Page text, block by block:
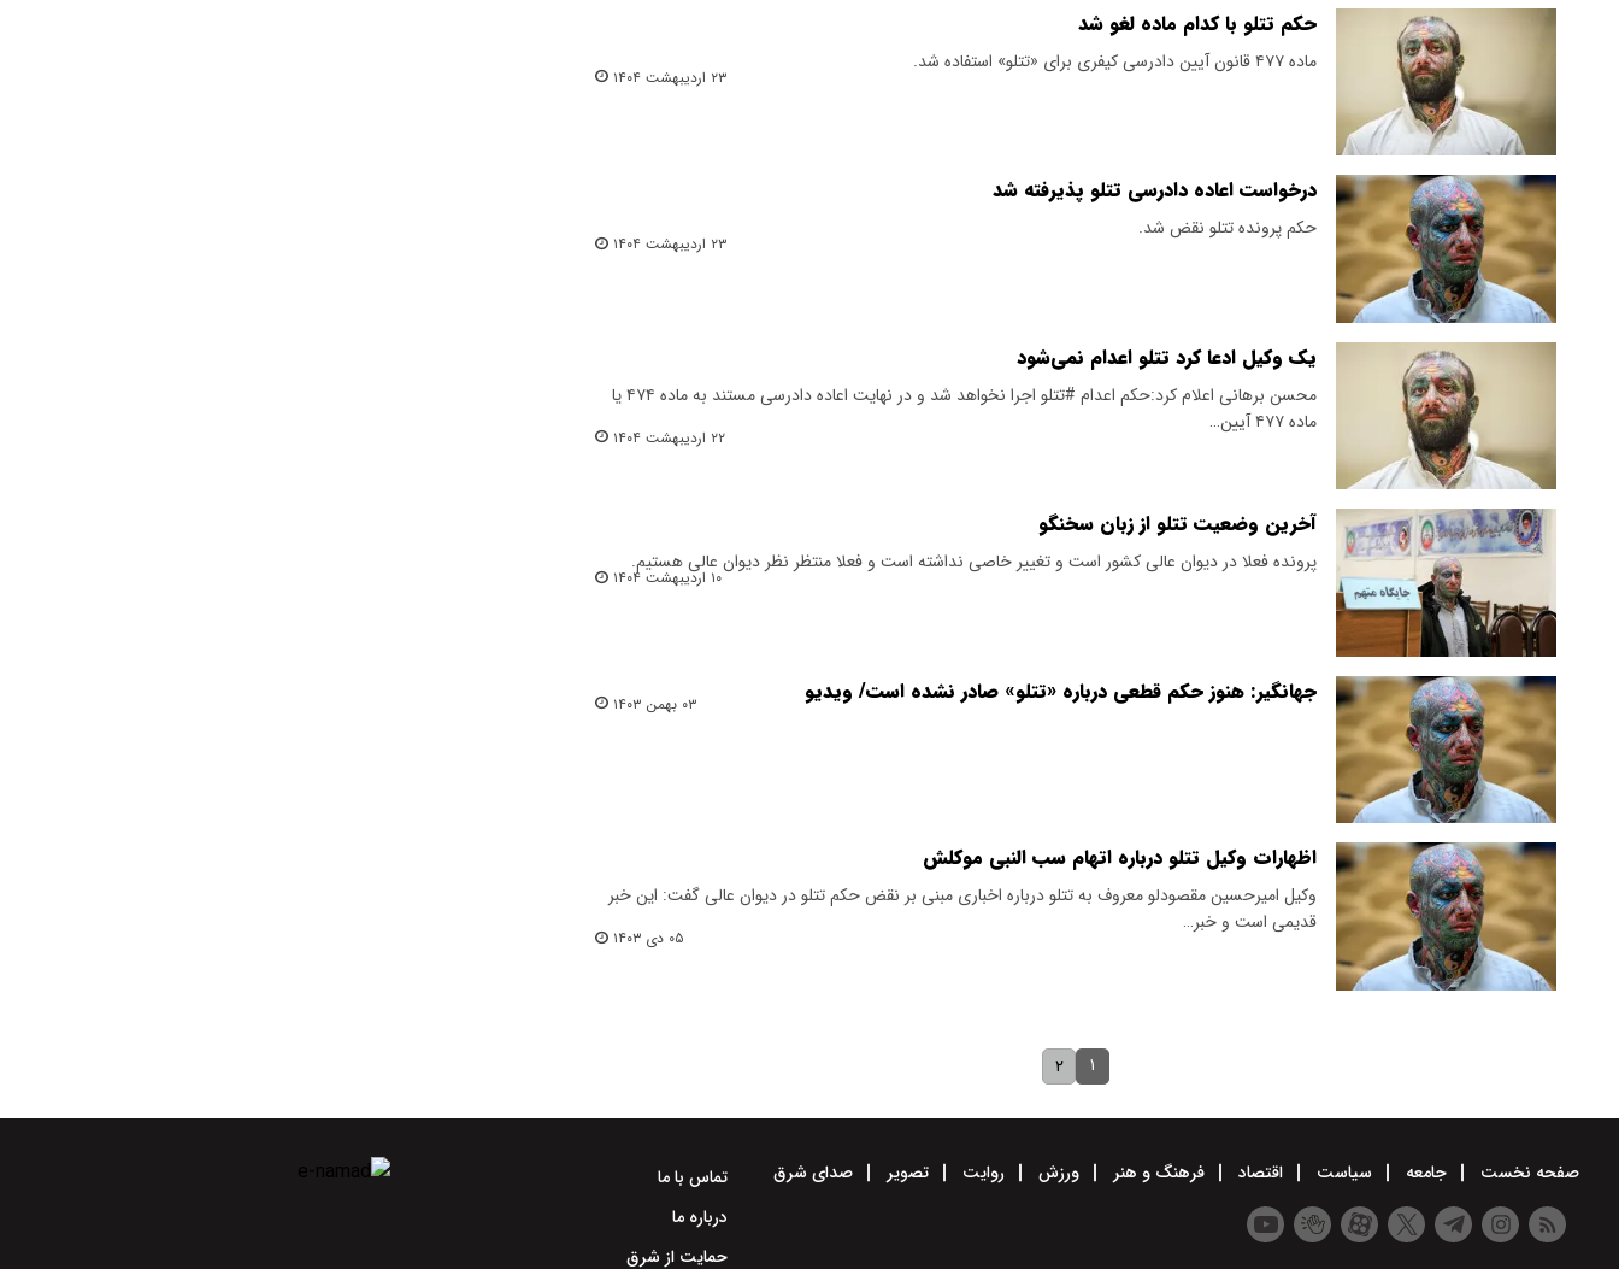
حکم تتلو با کدام ماده لغو شد
ماده ۴۷۷ قانون آیین دادرسی کیفری برای «تتلو» استفاده شد.
۲۳ اردیبهشت ۱۴۰۴
درخواست اعاده دادرسی تتلو پذیرفته شد
حکم پرونده تتلو نقض شد.
۲۳ اردیبهشت ۱۴۰۴
یک وکیل ادعا کرد تتلو اعدام نمی‌شود
محسن برهانی اعلام کرد:حکم ‌اعدام ‎#تتلو اجرا نخواهد شد و در نهایت اعاده دادرسی مستند به ماده ۴۷۴ یا
ماده ۴۷۷ آیین…
۲۲ اردیبهشت ۱۴۰۴
آخرین وضعیت تتلو از زبان سخنگو
پرونده فعلا در دیوان عالی کشور است و تغییر خاصی نداشته است و فعلا منتظر نظر دیوان عالی هستیم.
۱۰ اردیبهشت ۱۴۰۴
جهانگیر: هنوز حکم قطعی درباره «تتلو» صادر نشده است/ ویدیو ۰۳ بهمن ۱۴۰۳
اظهارات وکیل تتلو درباره اتهام سب النبی موکلش
وکیل امیرحسین مقصودلو معروف به تتلو درباره اخباری مبنی بر نقض حکم تتلو در دیوان عالی گفت: این خبر
قدیمی است و خبر…
۰۵ دی ۱۴۰۳
۱ ۲
صفحه نخست جامعه سیاست اقتصاد فرهنگ و هنر ورزش روایت تصویر صدای شرق
تماس با ما
درباره ما
حمایت از شرق